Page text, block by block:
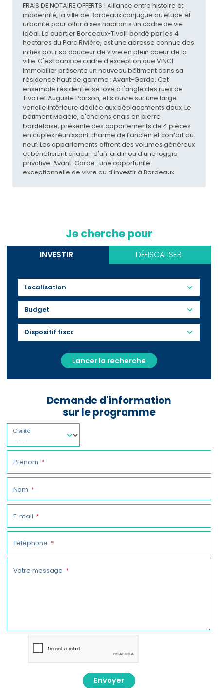
FRAIS DE NOTAIRE OFFERTS ! Alliance entre histoire et
modernité, la ville de Bordeaux conjugue quiétude et
urbanité pour offrir à ses habitants un cadre de vie
idéal. Le quartier Bordeaux-Tivoli, bordé par les 4
hectares du Parc Rivière, est une adresse connue des
initiés pour sa douceur de vivre en plein coeur de la
ville. C'est dans ce cadre d'exception que VINCI
Immobilier présente un nouveau bâtiment dans sa
résidence haut de gamme : Avant-Garde. Cet
ensemble résidentiel se love à l'angle des rues de
Tivoli et Auguste Poirson, et s'ouvre sur une large
venelle intérieure dédiée aux déplacements doux. Le
bâtiment Modèle, d'anciens chais en pierre
bordelaise, présente des appartements de 4 pièces
en duplex réunissant charme de l'ancien et confort du
neuf. Les appartements offrent des volumes généreux
et bénéficient chacun d'un jardin ou d'une loggia
privative. Avant-Garde : une opportunité
exceptionnelle de vivre ou d'investir à Bordeaux.
Je cherche pour
INVESTIR DÉFISCALISER
Budget
Lancer la recherche
Demande d'information
sur le programme
Civilité
Prénom
Nom
E-mail
Téléphone
Votre message
Envoyer